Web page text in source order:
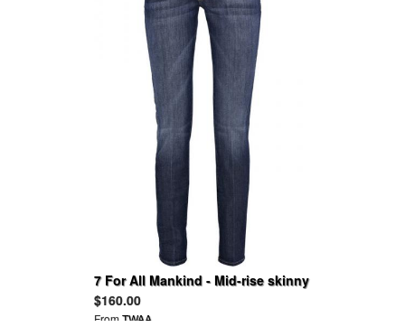
7 For All Mankind - Mid-rise skinny
jeans
$160.00
FromTWAA